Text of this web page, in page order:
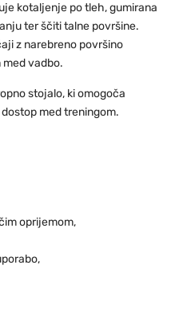
kotaljenje po tleh, gumirana
ter ščiti talne površine.
z narebreno površino
vadbo.
stojalo, ki omogoča
med treningom.
oprijemom,